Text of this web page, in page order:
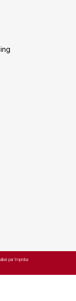
par Improba